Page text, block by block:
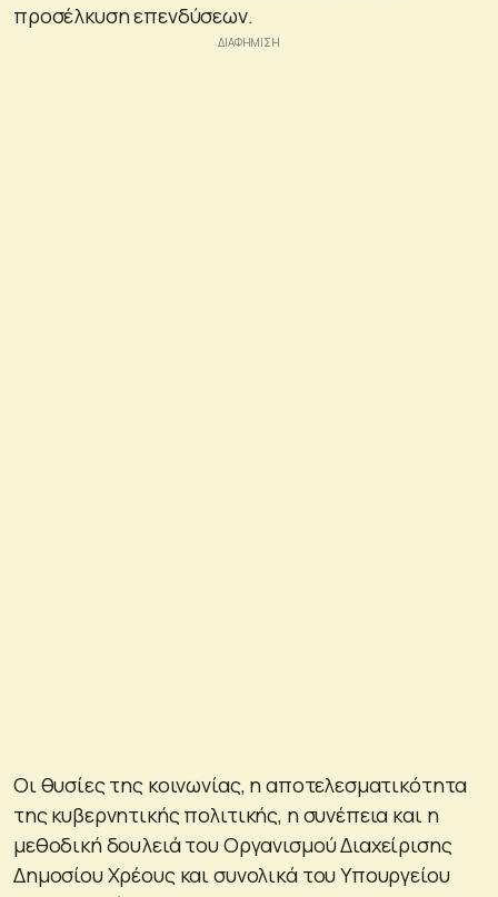
προσέλκυση επενδύσεων.
Οι θυσίες της κοινωνίας, η αποτελεσματικότητα
της κυβερνητικής πολιτικής, η συνέπεια και η
μεθοδική δουλειά του Οργανισμού Διαχείρισης
Δημοσίου Χρέους και συνολικά του Υπουργείου